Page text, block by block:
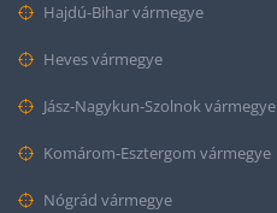
Hajdú-Bihar vármegye
Heves vármegye
Jász-Nagykun-Szolnok vármegye
Komárom-Esztergom vármegye
Nógrád vármegye